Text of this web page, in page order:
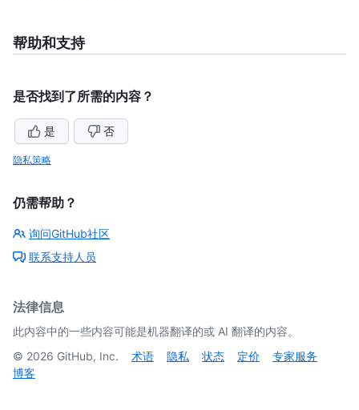
帮助和支持
是否找到了所需的内容？
是 否
隐私策略
仍需帮助？
询问GitHub社区
联系支持人员
法律信息
此内容中的一些内容可能是机器翻译的或 AI 翻译的内容。
© 2026 GitHub, Inc. 术语 隐私 状态 定价
专家服务
博客